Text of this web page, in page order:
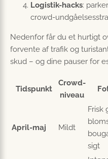
Logistik-hacks:
crowd-
Nedenfor får du et hurtigt
forvente af trafik og
skud – og dine pauser for
Tidspunkt
Crowd-
niveau
April-maj Mildt
Frisk
sigt